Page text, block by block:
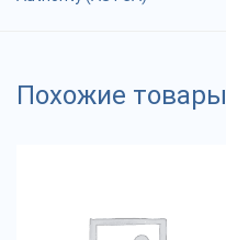
Похожие товары